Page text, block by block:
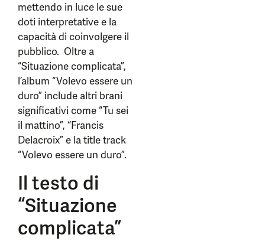
mettendo in luce le sue
doti interpretative e la
capacità di coinvolgere il
pubblico. Oltre a
“Situazione complicata”,
l’album “Volevo essere un
duro” include altri brani
significativi come “Tu sei
il mattino”, “Francis
Delacroix” e la title track
“Volevo essere un duro”.
Il testo di
“Situazione
complicata”